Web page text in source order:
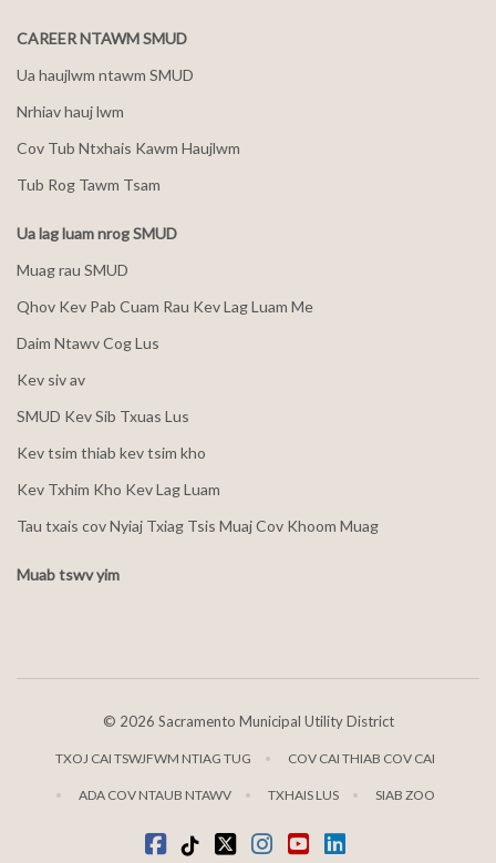
CAREER NTAWM SMUD
Ua haujlwm ntawm SMUD
Nrhiav hauj lwm
Cov Tub Ntxhais Kawm Haujlwm
Tub Rog Tawm Tsam
Ua lag luam nrog SMUD
Muag rau SMUD
Qhov Kev Pab Cuam Rau Kev Lag Luam Me
Daim Ntawv Cog Lus
Kev siv av
SMUD Kev Sib Txuas Lus
Kev tsim thiab kev tsim kho
Kev Txhim Kho Kev Lag Luam
Tau txais cov Nyiaj Txiag Tsis Muaj Cov Khoom Muag
Muab tswv yim
© 2026 Sacramento Municipal Utility District
TXOJ CAI TSWJFWM NTIAG TUG COV CAI THIAB COV CAI
ADA COV NTAUB NTAWV TXHAIS LUS SIAB ZOO
Facebook
TiktoktwitterInstagram
youtubeLinkedIn